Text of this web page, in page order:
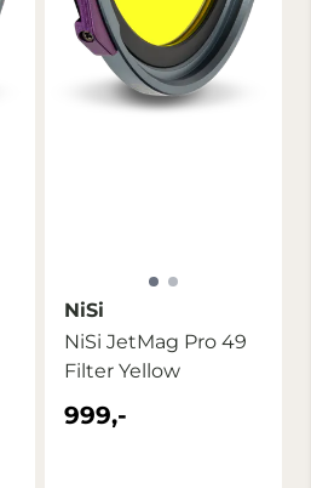
NiSi
NiSi JetMag Pro 49
Filter Yellow
999,-